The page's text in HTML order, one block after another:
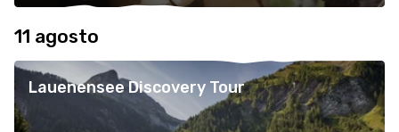
11 agosto
Lauenensee Discovery Tour